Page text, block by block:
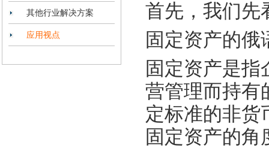
其他行业解决方案
应用视点
首先，我们先
固定资产的俄
固定资产是
营管理而持有
定标准的非货
固定资产的